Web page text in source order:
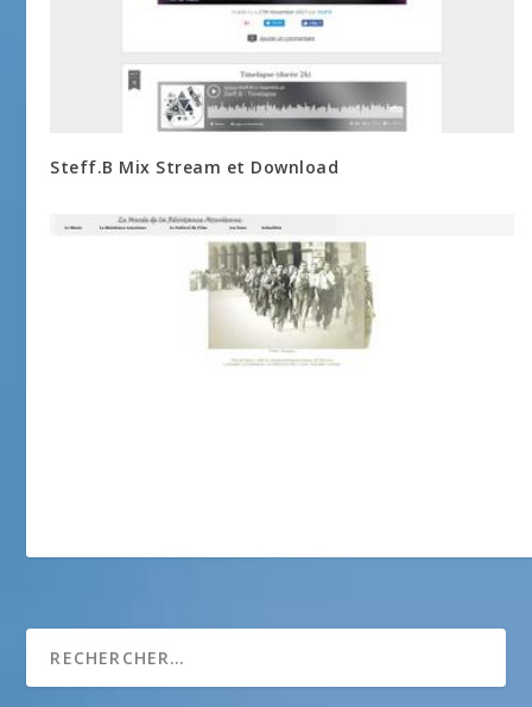
Steff.B Mix Stream et Download